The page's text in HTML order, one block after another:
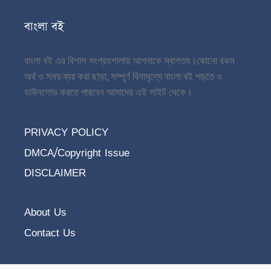
বাংলা বই
বাংলা বই এর বিশাল সংগ্রহশালায় আপনাকে স্বাগতম।কোনো রকম
অর্থ ও সময় ব্যয় করা ছাড়া, সম্পূর্ণ বিনামূল্যে বাংলা বই পড়তে ও
ডাউনলোড করতে পারবেন আমাদের এই সাইট থেকে।
PRIVACY POLICY
DMCA/Copyright Issue
DISCLAIMER
About Us
Contact Us